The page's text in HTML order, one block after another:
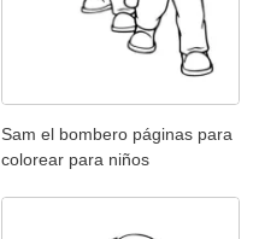
Sam el bombero páginas para
colorear para niños